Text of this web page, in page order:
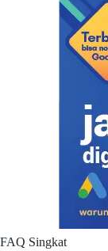
FAQ Singkat